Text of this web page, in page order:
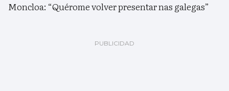
Moncloa: “Quérome volver presentar nas galegas”